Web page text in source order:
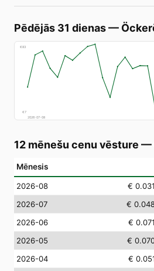
Pēdējās 31 dienas—
€83
€7
2026-07-08
12 mēnešu cenu vēsture —
Mēnesis
2026-08 €
2026-07
€
2026-06
€
2026-05
€
2026-04
€